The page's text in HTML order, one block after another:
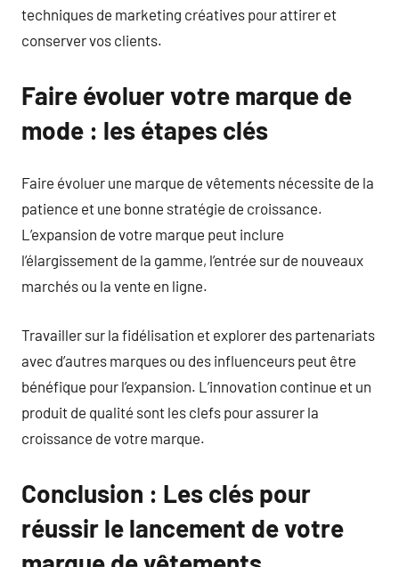
techniques de marketing créatives pour attirer et
conserver vos clients.
Faire évoluer votre marque de
mode : les étapes clés
Faire évoluer une marque de vêtements nécessite de la
patience et une bonne stratégie de croissance.
L’expansion de votre marque peut inclure
l’élargissement de la gamme, l’entrée sur de nouveaux
marchés ou la vente en ligne.
Travailler sur la fidélisation et explorer des partenariats
avec d’autres marques ou des influenceurs peut être
bénéfique pour l’expansion. L’innovation continue et un
produit de qualité sont les clefs pour assurer la
croissance de votre marque.
Conclusion : Les clés pour
réussir le lancement de votre